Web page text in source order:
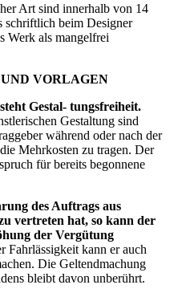
Art sind innerhalb von 14
schriftlich beim Designer
Werk als mangelfrei
VORLAGEN
Gestal- tungsfreiheit.
Gestaltung sind
während oder nach der
Mehrkosten zu tragen. Der
für bereits begonnene
des Auftrags aus
vertreten hat, so kann der
der Vergütung
Fahrlässigkeit kann er auch
Die Geltendmachung
bleibt davon unberührt.